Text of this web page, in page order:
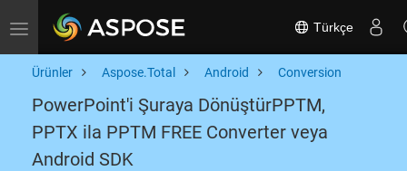
Toggle navigation Türkçe
Ürünler Aspose.Total Android Conversion
PowerPoint'i Şuraya DönüştürPPTM,
PPTX ila PPTM FREE Converter veya
Android SDK